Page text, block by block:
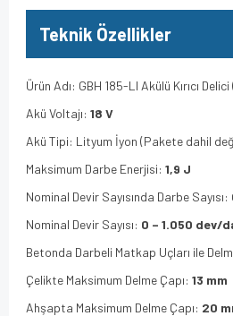
Teknik Özellikler
Ürün Adı: GBH 185-LI Akülü Kırıcı
Akü Voltajı: 18 V
Akü Tipi: Lityum İyon (Pakete dahil
Maksimum Darbe Enerjisi: 1,9 J
Nominal Devir Sayısında Darbe Sayısı:
Nominal Devir Sayısı: 0 – 1.050 dev/
Betonda Darbeli Matkap Uçları ile
Çelikte Maksimum Delme Çapı: 13 mm
Ahşapta Maksimum Delme Çapı: 20